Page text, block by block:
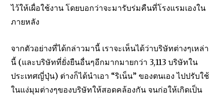
ไว้ให้เผื่อใช้งาน โดยบอกว่าจะมารับร่มคืนที่โรงแรมเองใน
ภายหลัง
จากตัวอย่างที่ได้กล่าวมานี้ เราจะเห็นได้ว่าบริษัทต่างๆเหล่า
นี้ (และบริษัทที่ยั่งยืนอื่นๆอีกมากมายกว่า 3,113 บริษัทใน
ประเทศญี่ปุ่น) ต่างก็ได้นำเอา “ริเน็น” ของตนเอง ไปปรับใช้
ในแง่มุมต่างๆของบริษัทให้สอดคล้องกัน จนก่อให้เกิดเป็น